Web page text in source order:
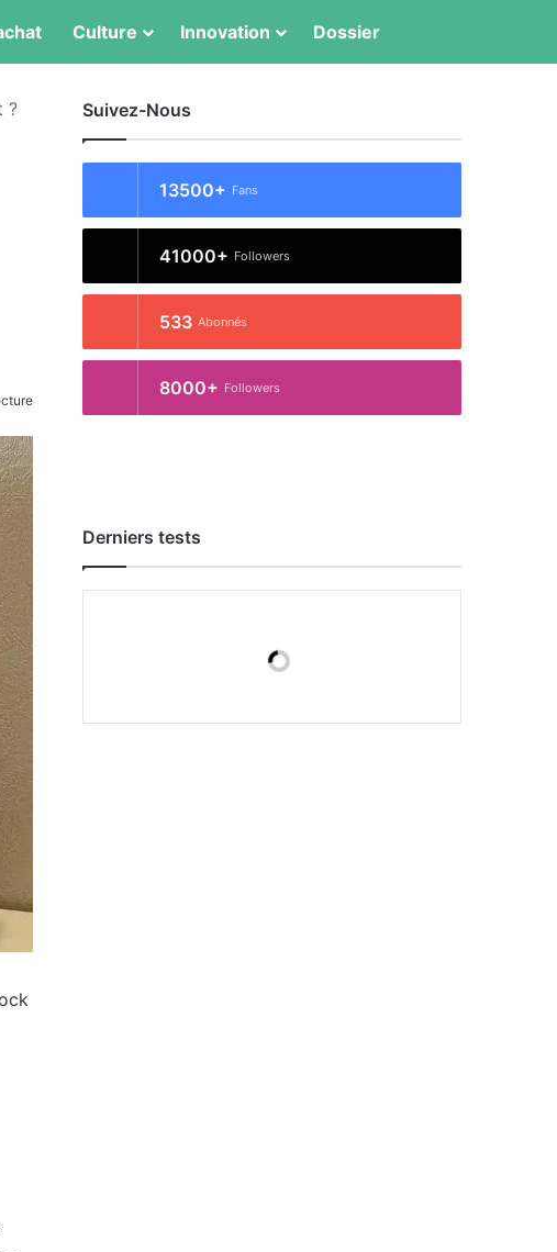
Culture Innovation Dossier
? Suivez-Nous
13500+ Fans
41000+ Followers
533 Abonnés
8000+ Followers
Derniers tests